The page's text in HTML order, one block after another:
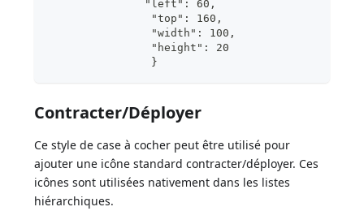
                }
Contracter/Déployer
Ce style de case à cocher peut être utilisé pour
ajouter une icône standard contracter/déployer. Ces
icônes sont utilisées nativement dans les listes
hiérarchiques.